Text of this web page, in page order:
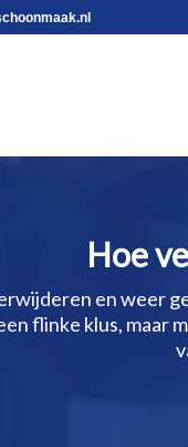
Hoe
en weer
flinke klus, maar